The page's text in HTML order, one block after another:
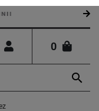
0
